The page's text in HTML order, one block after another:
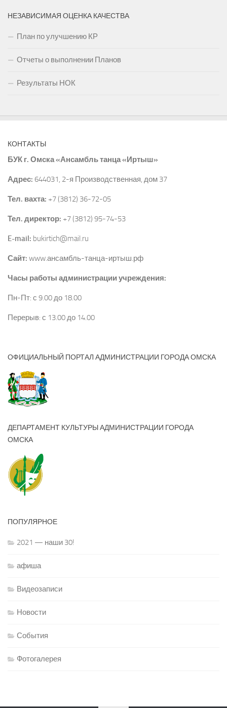
НЕЗАВИСИМАЯ ОЦЕНКА КАЧЕСТВА
План по улучшению КР
Отчеты о выполнении Планов
Результаты НОК
КОНТАКТЫ
БУК г. Омска «Ансамбль танца «Иртыш»
Адрес: 644031, 2-я Производственная, дом 37
Тел. вахта: +7 (3812) 36-72-05
Тел. директор: +7 (3812) 95-74-53
E-mail: bukirtich@mail.ru
Сайт: www.ансамбль-танца-иртыш.рф
Часы работы администрации учреждения:
Пн-Пт: с 9.00 до 18.00
Перерыв: с 13.00 до 14.00
ОФИЦИАЛЬНЫЙ ПОРТАЛ АДМИНИСТРАЦИИ ГОРОДА ОМСКА
ДЕПАРТАМЕНТ КУЛЬТУРЫ АДМИНИСТРАЦИИ ГОРОДА
ОМСКА
ПОПУЛЯРНОЕ
2021 — наши 30!
афиша
Видеозаписи
Новости
События
Фотогалерея